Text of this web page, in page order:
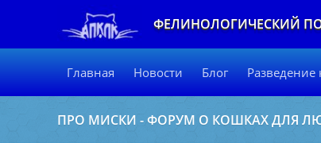
ФЕЛИНОЛОГИЧЕСКИЙ
Главная Новости Блог Разведение
ПРО МИСКИ - ФОРУМ О КОШКАХ ДЛЯ